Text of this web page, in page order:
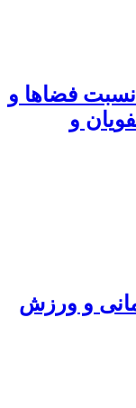
فضاها و
و
و ورزش